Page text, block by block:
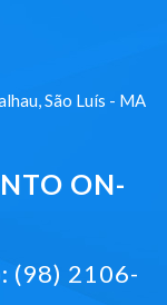
São Luís - MA
ON-
(98) 2106-